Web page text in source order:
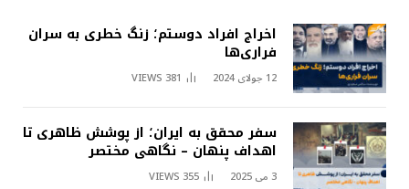
اخراج افراد دوستم؛ زنگ خطری به سران
فراری‌ها
12 جولای 2024 381
VIEWS
سفر محقق به ایران؛ از پوشش ظاهری تا
اهداف پنهان – نگاهی مختصر
3 می 2025 355
VIEWS